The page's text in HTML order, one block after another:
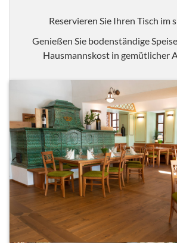
Reservieren Sie Ihren Tisch im
Genießen Sie bodenständige
Hausmannskost in gemütlicher